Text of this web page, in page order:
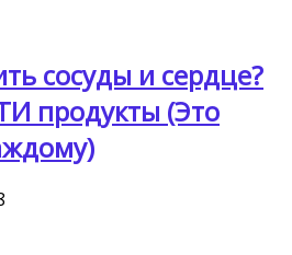
сосуды и сердце?
продукты (Это